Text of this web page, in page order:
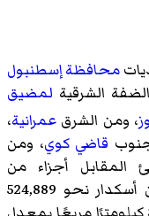
محافظة إسطنبول
الشرقية لمضيق
، ومن الشرق عمرانية،
قاضي كوي، ومن
المقابل أجزاء من
. ويقطن أسكدار نحو 524,889